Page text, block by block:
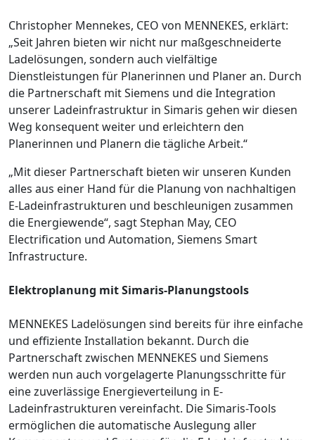
Christopher Mennekes, CEO von MENNEKES, erklärt:
„Seit Jahren bieten wir nicht nur maßgeschneiderte
Ladelösungen, sondern auch vielfältige
Dienstleistungen für Planerinnen und Planer an. Durch
die Partnerschaft mit Siemens und die Integration
unserer Ladeinfrastruktur in Simaris gehen wir diesen
Weg konsequent weiter und erleichtern den
Planerinnen und Planern die tägliche Arbeit.“
„Mit dieser Partnerschaft bieten wir unseren Kunden
alles aus einer Hand für die Planung von nachhaltigen
E-Ladeinfrastrukturen und beschleunigen zusammen
die Energiewende“, sagt Stephan May, CEO
Electrification und Automation, Siemens Smart
Infrastructure.
Elektroplanung mit Simaris-Planungstools
MENNEKES Ladelösungen sind bereits für ihre einfache
und effiziente Installation bekannt. Durch die
Partnerschaft zwischen MENNEKES und Siemens
werden nun auch vorgelagerte Planungsschritte für
eine zuverlässige Energieverteilung in E-
Ladeinfrastrukturen vereinfacht. Die Simaris-Tools
ermöglichen die automatische Auslegung aller